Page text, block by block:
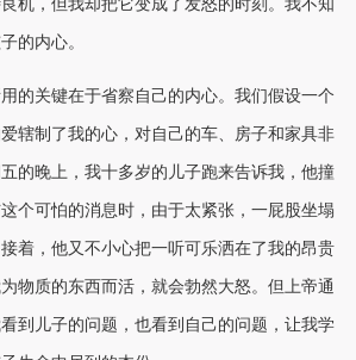
的内心。
的关键在于省察自己的内心。我们假设一个
辖制了我的心，对自己的车、房子和家具非
的晚上，我十多岁的儿子跑来告诉我，他撞
个可怕的消息时，由于太紧张，一屁股坐塌
着，他又不小心把一听可乐洒在了我的昂贵
物质的东西而活，就会勃然大怒。但上帝通
到儿子的问题，也看到自己的问题，让我学